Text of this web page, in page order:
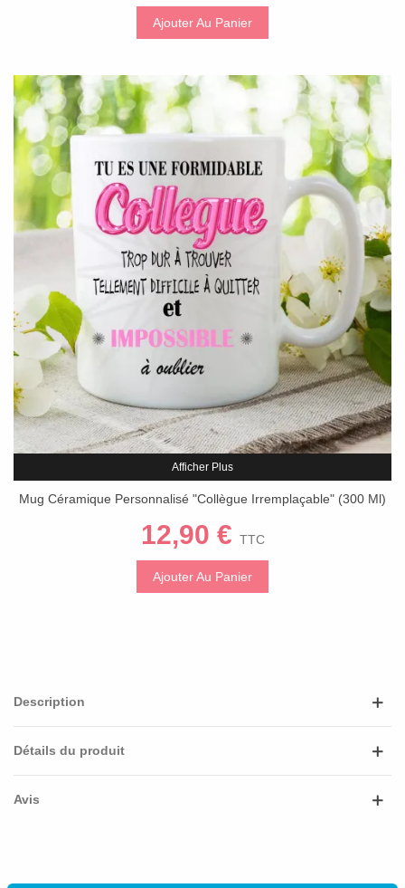
Ajouter Au Panier
Afficher Plus
Mug Céramique Personnalisé "Collègue Irremplaçable" (300 Ml)
12,90 € TTC
Ajouter Au Panier
Description
Détails du produit
Avis